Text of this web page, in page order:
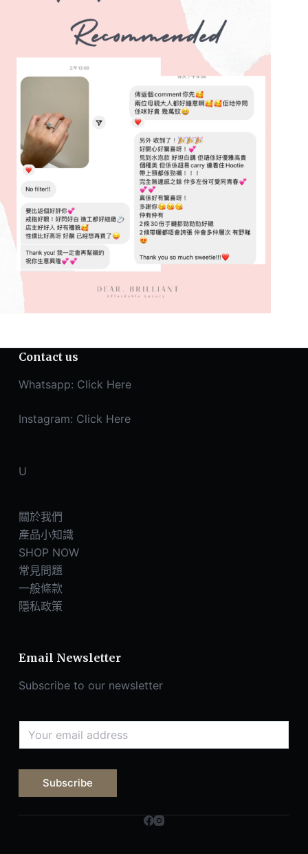
Contact us
Whatsapp: Click Here
Instagram: Click Here
U
關於我們
產品小知識
SHOP NOW
常見問題
一般條款
隱私政策
Email Newsletter
Subscribe to our newsletter
Subscribe